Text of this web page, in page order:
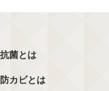
抗菌とは
防カビとは